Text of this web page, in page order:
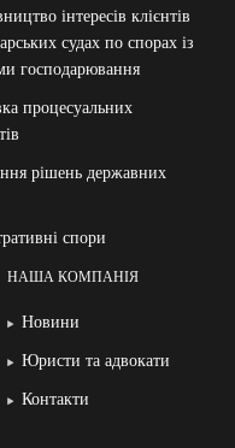
інтересів клієнтів
судах по спорах із
господарювання
процесуальних
рішень державних
спори
НАША КОМПАНІЯ
Новини
Юристи та адвокати
Контакти